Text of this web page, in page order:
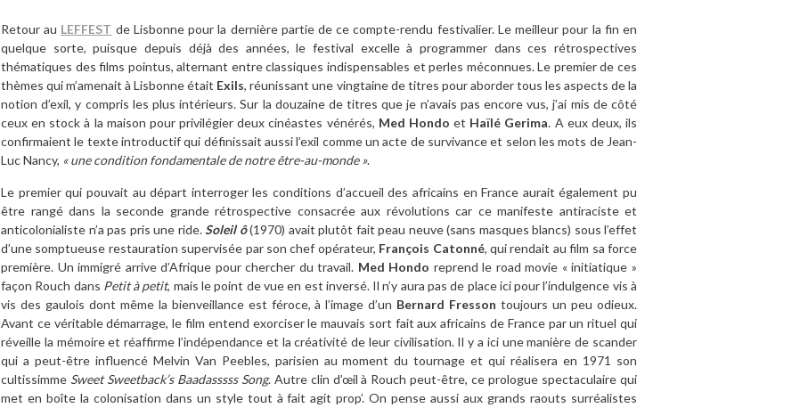
Retour au LEFFEST de Lisbonne pour la dernière partie de ce compte-rendu festivalier. Le meilleur pour la fin en
quelque sorte, puisque depuis déjà des années, le festival excelle à programmer dans ces rétrospectives
thématiques des films pointus, alternant entre classiques indispensables et perles méconnues. Le premier de ces
thèmes qui m’amenait à Lisbonne était Exils, réunissant une vingtaine de titres pour aborder tous les aspects de la
notion d’exil, y compris les plus intérieurs. Sur la douzaine de titres que je n’avais pas encore vus, j’ai mis de côté
ceux en stock à la maison pour privilégier deux cinéastes vénérés, Med Hondo et Haïlé Gerima. A eux deux, ils
confirmaient le texte introductif qui définissait aussi l’exil comme un acte de survivance et selon les mots de Jean-
Luc Nancy, « une condition fondamentale de notre être-au-monde ».
Le premier qui pouvait au départ interroger les conditions d’accueil des africains en France aurait également pu
être rangé dans la seconde grande rétrospective consacrée aux révolutions car ce manifeste antiraciste et
anticolonialiste n’a pas pris une ride.Soleil ô(1970) avait plutôt fait peau neuve (sans masques blancs) sous l’effet
d’une somptueuse restauration supervisée par son chef opérateur, François Catonné, qui rendait au film sa force
première. Un immigré arrive d’Afrique pour chercher du travail. Med Hondo reprend le road movie « initiatique »
façon Rouch dans Petit à petit, mais le point de vue en est inversé. Il n’y aura pas de place ici pour l’indulgence vis à
vis des gaulois dont même la bienveillance est féroce, à l’image d’un Bernard Fresson toujours un peu odieux.
Avant ce véritable démarrage, le film entend exorciser le mauvais sort fait aux africains de France par un rituel qui
réveille la mémoire et réaffirme l’indépendance et la créativité de leur civilisation. Il y a ici une manière de scander
qui a peut-être influencé Melvin Van Peebles, parisien au moment du tournage et qui réalisera en 1971 son
cultissimme Sweet Sweetback’s Baadasssss Song. Autre clin d’œil à Rouch peut-être, ce prologue spectaculaire qui
met en boîte la colonisation dans un style tout à fait agit prop’. On pense aussi aux grands raouts surréalistes